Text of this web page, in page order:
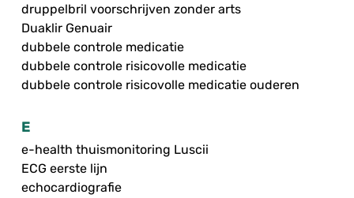
druppelbril voorschrijven zonder arts
Duaklir Genuair
dubbele controle medicatie
dubbele controle risicovolle medicatie
dubbele controle risicovolle medicatie ouderen
E
e-health thuismonitoring Luscii
ECG eerste lijn
echocardiografie